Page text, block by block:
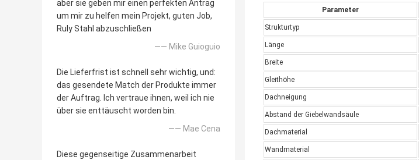
aber sie geben mir einen perfekten Antrag
um mir zu helfen mein Projekt, guten Job,
Ruly Stahl abzuschließen
—— Mike Guioguio
Die Lieferfrist ist schnell sehr wichtig, und:
das gesendete Match der Produkte immer
der Auftrag. Ich vertraue ihnen, weil ich nie
über sie enttäuscht worden bin.
—— Mae Cena
Diese gegenseitige Zusammenarbeit
Parameter
Strukturtyp
Länge
Breite
Gleithöhe
Dachneigung
Abstand der Giebelwandsäule
Dachmaterial
Wandmaterial